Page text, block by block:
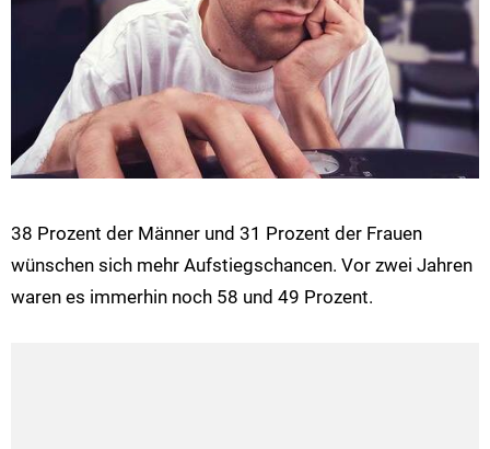
38 Prozent der Männer und 31 Prozent der Frauen
wünschen sich mehr Aufstiegschancen. Vor zwei Jahren
waren es immerhin noch 58 und 49 Prozent.